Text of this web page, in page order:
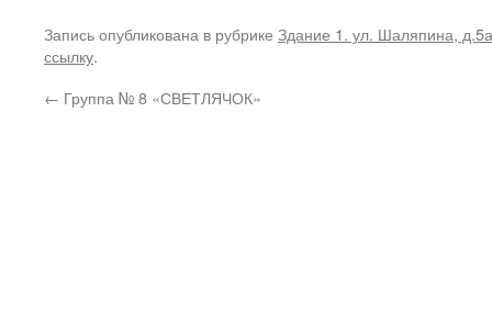
Запись опубликована в рубрике Здание 1. ул. Шаляпина, д.5а
ссылку.
← Группа № 8 «СВЕТЛЯЧОК»